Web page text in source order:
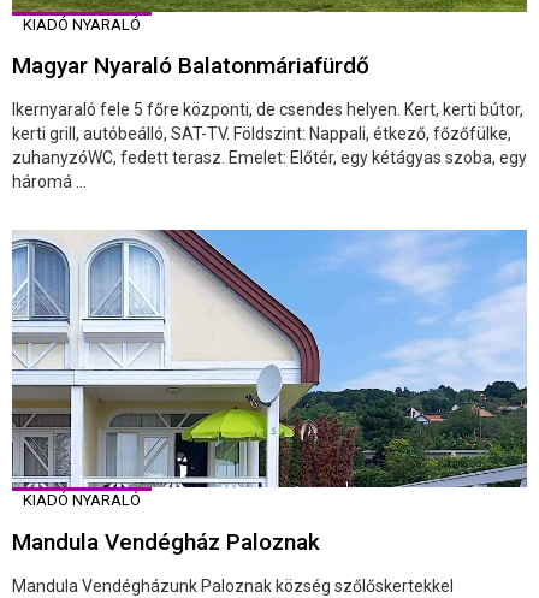
KIADÓ NYARALÓ
Magyar Nyaraló Balatonmáriafürdő
Ikernyaraló fele 5 főre központi, de csendes helyen. Kert, kerti bútor,
kerti grill, autóbeálló, SAT-TV. Földszint: Nappali, étkező, főzőfülke,
zuhanyzóWC, fedett terasz. Emelet: Előtér, egy kétágyas szoba, egy
háromá ...
KIADÓ NYARALÓ
Mandula Vendégház Paloznak
Mandula Vendégházunk Paloznak község szőlőskertekkel